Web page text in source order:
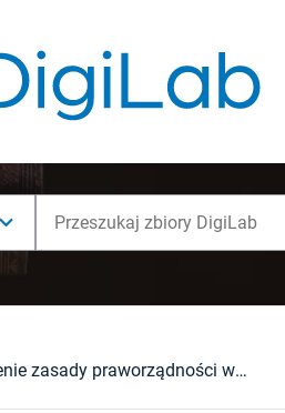
Treść i znaczenie zasady praworządności w prawie karnym wykonawczym